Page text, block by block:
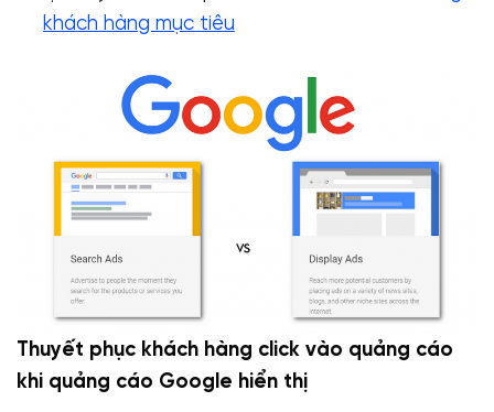
khách hàng mục tiêu
Thuyết phục khách hàng click vào quảng cáo
khi quảng cáo Google hiển thị